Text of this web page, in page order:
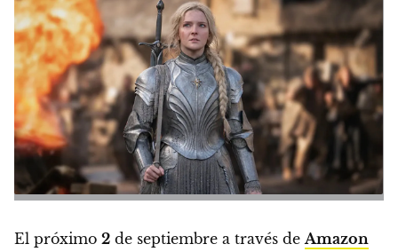
El próximo 2 de septiembre a través deAmazon